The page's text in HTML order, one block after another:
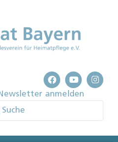
anmelden